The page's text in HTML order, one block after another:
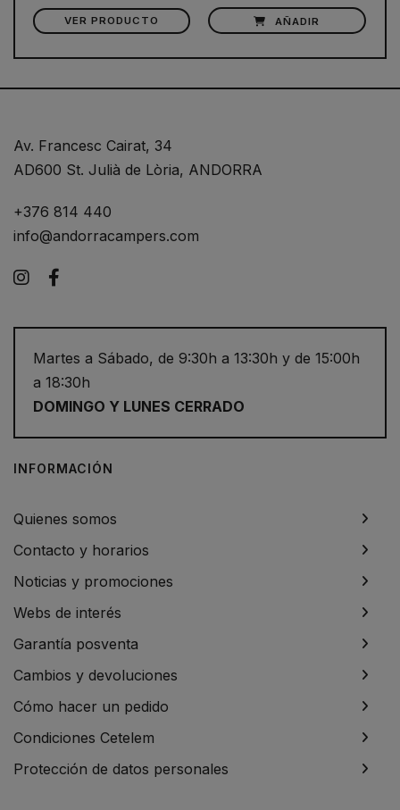
VER PRODUCTO AÑADIR
Av. Francesc Cairat, 34
AD600 St. Julià de Lòria, ANDORRA
+376 814 440
info@andorracampers.com
Instagram
Martes a Sábado, de 9:30h a 13:30h y de 15:00h
a 18:30h
DOMINGO Y LUNES CERRADO
INFORMACIÓN
Quienes somos
Contacto y horarios
Noticias y promociones
Webs de interés
Garantía posventa
Cambios y devoluciones
Cómo hacer un pedido
Condiciones Cetelem
Protección de datos personales